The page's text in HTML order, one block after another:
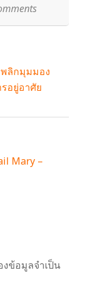
พลิกมุมมอง
อยู่อาศัย
Mary –
งข้อมูลจำเป็น